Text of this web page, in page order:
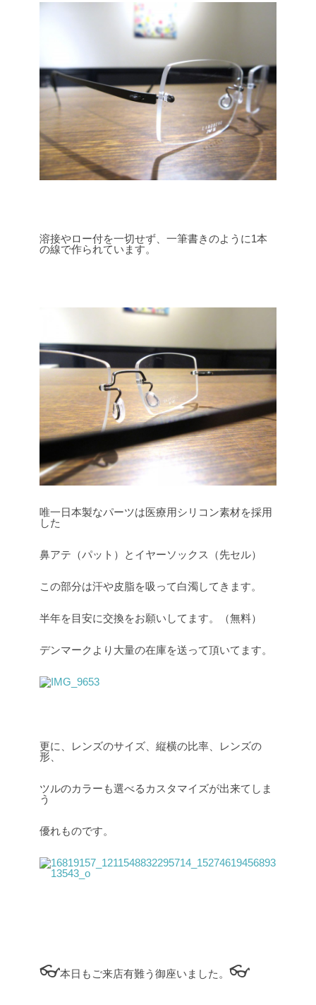
溶接やロー付を一切せず、一筆書きのように1本
の線で作られています。
唯一日本製なパーツは医療用シリコン素材を採用
した
鼻アテ（パット）とイヤーソックス（先セル）
この部分は汗や皮脂を吸って白濁してきます。
半年を目安に交換をお願いしてます。（無料）
デンマークより大量の在庫を送って頂いてます。
更に、レンズのサイズ、縦横の比率、レンズの
形、
ツルのカラーも選べるカスタマイズが出来てしま
う
優れものです。
👓本日もご来店有難う御座いました。 👓